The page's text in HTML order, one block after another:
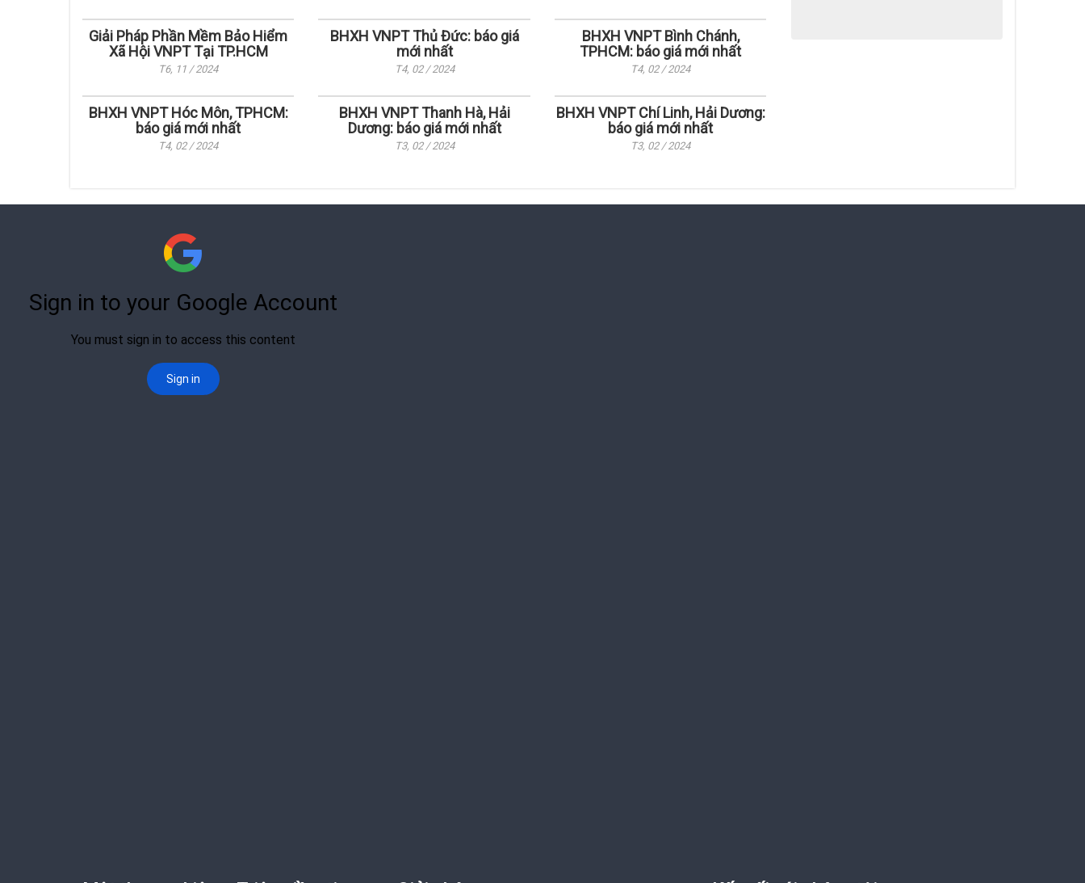
Giải Pháp Phần Mềm Bảo Hiểm
Xã Hội VNPT Tại TP.HCM
T6, 11 / 2024
BHXH VNPT Thủ Đức: báo giá
mới nhất
T4, 02 / 2024
BHXH VNPT Bình Chánh,
TPHCM: báo giá mới nhất
T4, 02 / 2024
BHXH VNPT Hóc Môn, TPHCM:
báo giá mới nhất
T4, 02 / 2024
BHXH VNPT Thanh Hà, Hải
Dương: báo giá mới nhất
T3, 02 / 2024
BHXH VNPT Chí Linh, Hải Dương:
báo giá mới nhất
T3, 02 / 2024